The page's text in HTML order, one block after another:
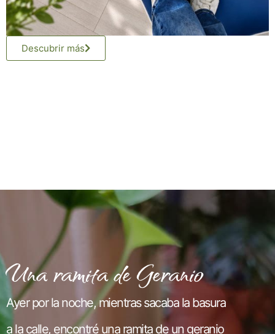
Descubrir más
Una ramita de Geranio
Ayer por la noche, mientras sacaba la basura
a la calle, encontré una ramita de un geranio